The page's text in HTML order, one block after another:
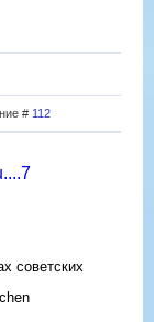
# 112
советских